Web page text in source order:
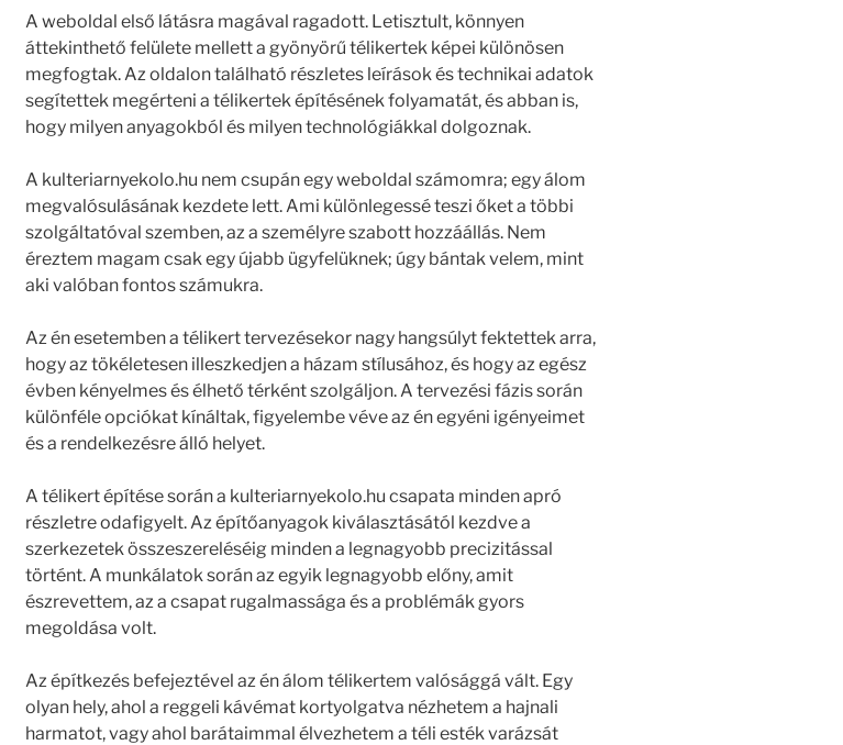
A weboldal első látásra magával ragadott. Letisztult, könnyen
áttekinthető felülete mellett a gyönyörű télikertek képei különösen
megfogtak. Az oldalon található részletes leírások és technikai adatok
segítettek megérteni a télikertek építésének folyamatát, és abban is,
hogy milyen anyagokból és milyen technológiákkal dolgoznak.
A kulteriarnyekolo.hu nem csupán egy weboldal számomra; egy álom
megvalósulásának kezdete lett. Ami különlegessé teszi őket a többi
szolgáltatóval szemben, az a személyre szabott hozzáállás. Nem
éreztem magam csak egy újabb ügyfelüknek; úgy bántak velem, mint
aki valóban fontos számukra.
Az én esetemben a télikert tervezésekor nagy hangsúlyt fektettek arra,
hogy az tökéletesen illeszkedjen a házam stílusához, és hogy az egész
évben kényelmes és élhető térként szolgáljon. A tervezési fázis során
különféle opciókat kínáltak, figyelembe véve az én egyéni igényeimet
és a rendelkezésre álló helyet.
A télikert építése során a kulteriarnyekolo.hu csapata minden apró
részletre odafigyelt. Az építőanyagok kiválasztásától kezdve a
szerkezetek összeszereléséig minden a legnagyobb precizitással
történt. A munkálatok során az egyik legnagyobb előny, amit
észrevettem, az a csapat rugalmassága és a problémák gyors
megoldása volt.
Az építkezés befejeztével az én álom télikertem valósággá vált. Egy
olyan hely, ahol a reggeli kávémat kortyolgatva nézhetem a hajnali
harmatot, vagy ahol barátaimmal élvezhetem a téli esték varázsát